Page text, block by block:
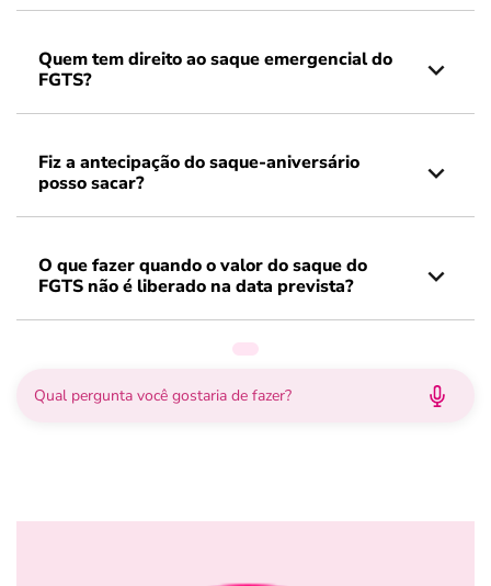
Quem tem direito ao saque emergencial do
FGTS?
Fiz a antecipação do saque-aniversário
posso sacar?
O que fazer quando o valor do saque do
FGTS não é liberado na data prevista?